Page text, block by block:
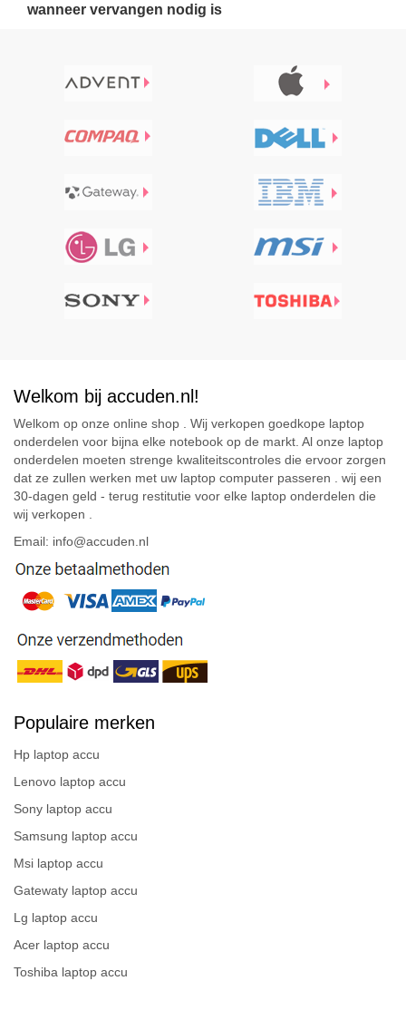
wanneer vervangen nodig is
Welkom bij accuden.nl!
Welkom op onze online shop . Wij verkopen goedkope laptop
onderdelen voor bijna elke notebook op de markt. Al onze laptop
onderdelen moeten strenge kwaliteitscontroles die ervoor zorgen
dat ze zullen werken met uw laptop computer passeren . wij een
30-dagen geld - terug restitutie voor elke laptop onderdelen die
wij verkopen .
Email: info@accuden.nl
Populaire merken
Hp laptop accu
Lenovo laptop accu
Sony laptop accu
Samsung laptop accu
Msi laptop accu
Gatewaty laptop accu
Lg laptop accu
Acer laptop accu
Toshiba laptop accu